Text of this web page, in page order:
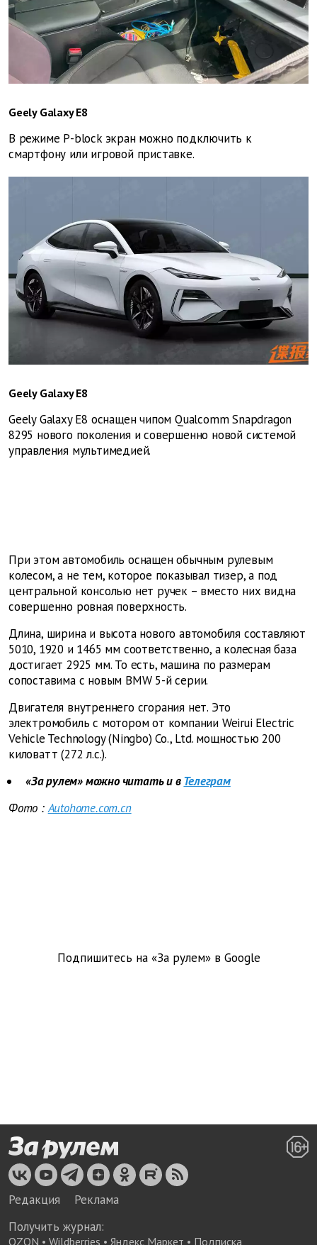
Geely Galaxy E8
В режиме P-block экран можно подключить к
смартфону или игровой приставке.
Geely Galaxy E8
Geely Galaxy E8 оснащен чипом Qualcomm Snapdragon
8295 нового поколения и совершенно новой системой
управления мультимедией.
При этом автомобиль оснащен обычным рулевым
колесом, а не тем, которое показывал тизер, а под
центральной консолью нет ручек – вместо них видна
совершенно ровная поверхность.
Длина, ширина и высота нового автомобиля составляют
5010, 1920 и 1465 мм соответственно, а колесная база
достигает 2925 мм. То есть, машина по размерам
сопоставима с новым BMW 5-й серии.
Двигателя внутреннего сгорания нет. Это
электромобиль с мотором от компании Weirui Electric
Vehicle Technology (Ningbo) Co., Ltd. мощностью 200
киловатт (272 л.с.).
«За рулем» можно читать и вТелеграм
Фото : Autohome.com.cn
Подпишитесь на «За рулем» в Google
Редакция
Реклама
Получить журнал:
OZON • Wildberries • Яндекс Маркет • Подписка